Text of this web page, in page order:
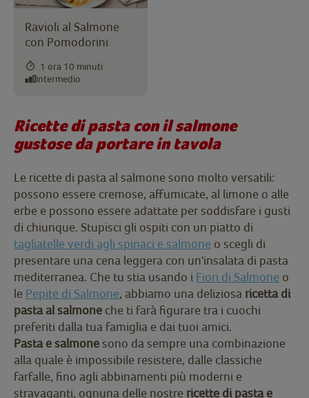
Ravioli al Salmone
con Pomodorini
1 ora 10 minuti
Intermedio
Ricette di pasta con il salmone
gustose da portare in tavola
Le ricette di pasta al salmone sono molto versatili:
possono essere cremose, affumicate, al limone o alle
erbe e possono essere adattate per soddisfare i gusti
di chiunque. Stupisci gli ospiti con un piatto di
tagliatelle verdi agli spinaci e salmone o scegli di
presentare una cena leggera con un'insalata di pasta
mediterranea. Che tu stia usando i Fiori di Salmone o
le Pepite di Salmone, abbiamo una deliziosa ricetta di
pasta al salmone che ti farà figurare tra i cuochi
preferiti dalla tua famiglia e dai tuoi amici.
Pasta e salmone sono da sempre una combinazione
alla quale è impossibile resistere, dalle classiche
farfalle, fino agli abbinamenti più moderni e
stravaganti, ognuna delle nostre ricette di pasta e